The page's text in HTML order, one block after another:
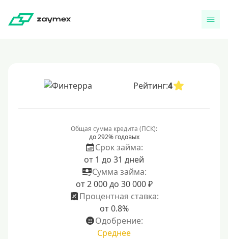
Рейтинг:4
Общая сумма кредита (ПСК):
до 292% годовых
Срок займа:
от 1 до 31 дней
Сумма займа:
от 2 000 до 30 000 ₽
Процентная ставка:
от 0.8%
Одобрение:
Среднее